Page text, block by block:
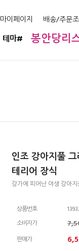
마이페이지 배송/주문
테마# 봉안당리
인조 강아지풀
테리어 장식
강가에 피어난 야생 강아
상품번호
소비자가
판매가